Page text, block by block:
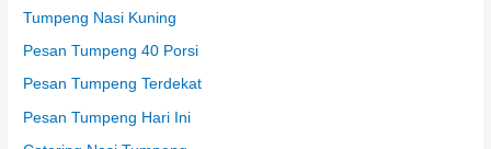
Tumpeng Nasi Kuning
Pesan Tumpeng 40 Porsi
Pesan Tumpeng Terdekat
Pesan Tumpeng Hari Ini